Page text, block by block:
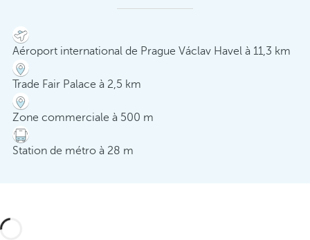
Aéroport international de Prague Václav Havel à 11,3 km
Trade Fair Palace à 2,5 km
Zone commerciale à 500 m
Station de métro à 28 m